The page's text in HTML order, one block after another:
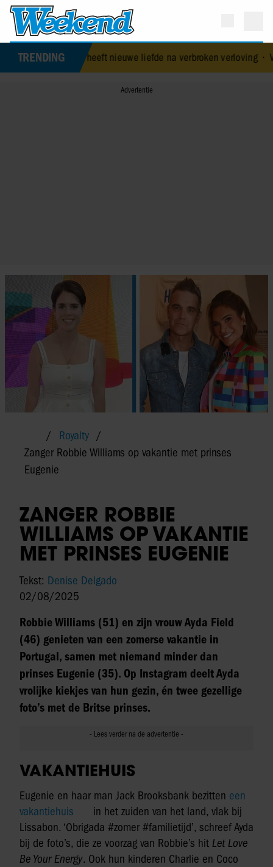
TRENDING
heeft nieuwe liefde na verbroken verloving•Voormalig prins
Royalty
Zanger Robbie Williams op vakantie met prinses
Eugenie
ZANGER ROBBIE
WILLIAMS OP VAKANTIE
MET PRINSES EUGENIE
Tekst: Denise Delgado
02/08/2025
Robbie Williams (51) en zijn vrouw Ayda Field
(46) genieten van een zomerse vakantie in
Portugal, samen met niemand minder dan
prinses Eugenie (35). Op Instagram deelt Ayda
vrolijke kiekjes van hun gezin, én twee gezellige
foto’s met de Britse prinses.
VAKANTIEHUIS
Eugenie en haar man Jack Brooksbank bezitten een
vakantiehuis
in het zuiden van het land, vlak bij
Lissabon. ‘Obrigada #zomer #familietijd’, schreef Ayda
bij de foto’s, die ze voorzag van Robbie’s hit Let Love
Be Your Energy. Ook hun kinderen Charlie en Coco